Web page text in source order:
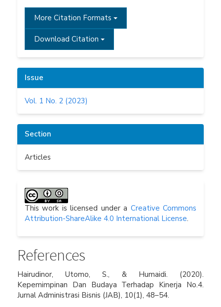
More Citation Formats
Download Citation
Issue
Vol. 1 No. 2 (2023)
Section
Articles
This work is licensed under a Creative Commons
Attribution-ShareAlike 4.0 International License.
References
Hairudinor, Utomo, S., & Humaidi. (2020).
Kepemimpinan Dan Budaya Terhadap Kinerja No.4.
Jurnal Administrasi Bisnis (JAB), 10(1), 48–54.